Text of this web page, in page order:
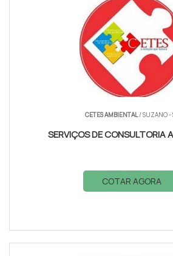
CETES AMBIENTAL/ SUZANO -
SERVIÇOS DE CONSULTORIA
COTAR AGORA